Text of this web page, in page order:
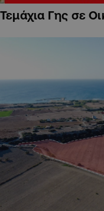
Τεμάχια Γης σε